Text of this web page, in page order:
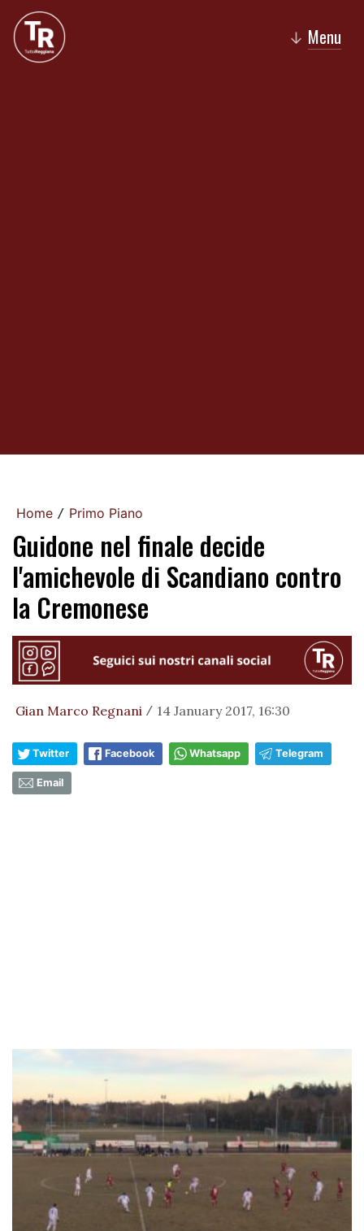
↓ Menu
Home / Primo Piano
Guidone nel finale decide
l'amichevole di Scandiano contro
la Cremonese
Gian Marco Regnani / 14 January 2017, 16:30
Twitter Facebook Whatsapp Telegram
Email